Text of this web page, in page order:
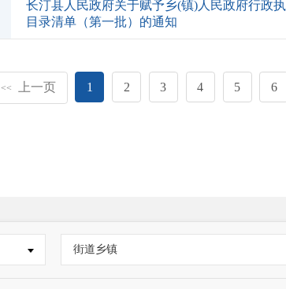
长汀县人民政府关于赋予乡(镇)人民政府行政
目录清单（第一批）的通知
<< 上一页 1 2 3 4 5 6
街道乡镇